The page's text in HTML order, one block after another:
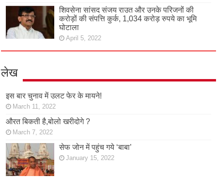
शिवसेना सांसद संजय राउत और उनके परिजनों की
करोड़ों की संपत्ति कुर्क, 1,034 करोड़ रुपये का भूमि
घोटाला
April 5, 2022
लेख
इस बार चुनाव में उलट फेर के मायने!
March 11, 2022
औरत बिकती है,बोलो खरीदोगे ?
March 7, 2022
सेफ जोन में पहुंच गये ‘बाबा’
January 15, 2022